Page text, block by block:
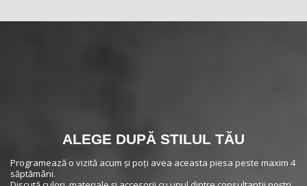
ALEGE DUPĂ STILUL TĂU
Programează o vizită acum și poți avea aceasta piesa peste maxim 4
săptămâni.